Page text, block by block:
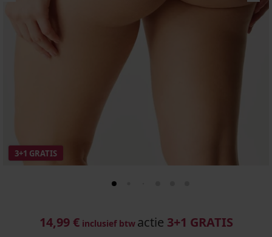
3+1 GRATIS
14,99 € inclusief btw actie 3+1 GRATIS